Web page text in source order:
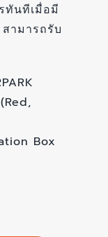
ทันทีเมื่อมี
ามารถรับ
Box